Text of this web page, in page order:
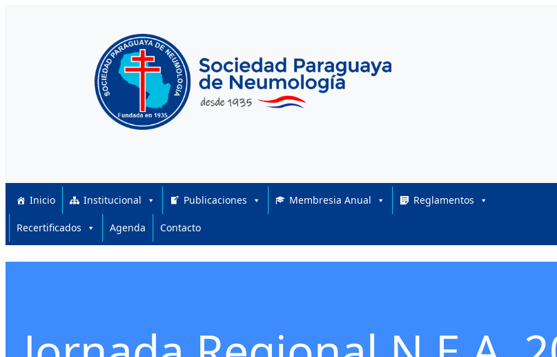
Inicio Institucional Publicaciones Membresia Anual Reglamentos
Recertificados Agenda Contacto